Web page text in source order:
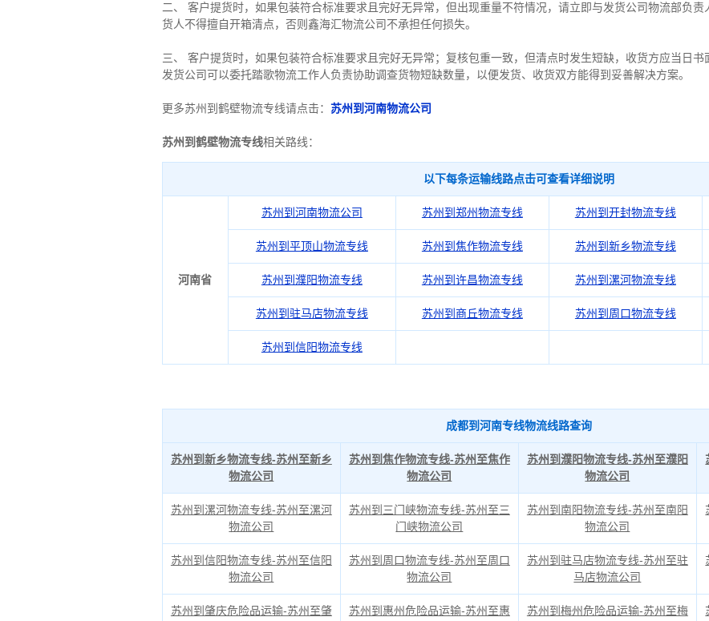
二、 客户提货时，如果包装符合标准要求且完好无异常，但出现重量不符情况，请立即与发货公司物流部负
货人不得擅自开箱清点，否则鑫海汇物流公司不承担任何损失。
三、 客户提货时，如果包装符合标准要求且完好无异常；复核包重一致，但清点时发生短缺，收货方应当日书
发货公司可以委托踏歌物流工作人负责协助调查货物短缺数量，以便发货、收货双方能得到妥善解决方案。
更多苏州到鹤壁物流专线请点击： 苏州到河南物流公司
苏州到鹤壁物流专线相关路线：
以下每条运输线路点击可查看详细说明
河南省
苏州到河南物流公司 苏州到郑州物流专线 苏州到开封物流专线
苏州到平顶山物流专线 苏州到焦作物流专线 苏州到新乡物流专线
苏州到濮阳物流专线 苏州到许昌物流专线 苏州到漯河物流专线
苏州到驻马店物流专线 苏州到商丘物流专线 苏州到周口物流专线
苏州到信阳物流专线
成都到河南专线物流线路查询
苏州到新乡物流专线-苏州至新乡
物流公司
苏州到焦作物流专线-苏州至焦作
物流公司
苏州到濮阳物流专线-苏州至濮阳
物流公司
苏州到漯河物流专线-苏州至漯河
物流公司
苏州到三门峡物流专线-苏州至三
门峡物流公司
苏州到南阳物流专线-苏州至南阳
物流公司
苏州到信阳物流专线-苏州至信阳
物流公司
苏州到周口物流专线-苏州至周口
物流公司
苏州到驻马店物流专线-苏州至驻
马店物流公司
苏州到肇庆危险品运输-苏州至肇
苏州到惠州危险品运输-苏州至惠
苏州到梅州危险品运输-苏州至梅